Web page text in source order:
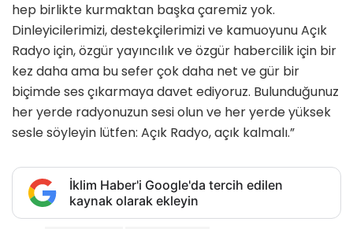
hep birlikte kurmaktan başka çaremiz yok.
Dinleyicilerimizi, destekçilerimizi ve kamuoyunu Açık
Radyo için, özgür yayıncılık ve özgür habercilik için bir
kez daha ama bu sefer çok daha net ve gür bir
biçimde ses çıkarmaya davet ediyoruz. Bulunduğunuz
her yerde radyonuzun sesi olun ve her yerde yüksek
sesle söyleyin lütfen: Açık Radyo, açık kalmalı.”
İklim Haber'i Google'da tercih edilen
kaynak olarak ekleyin